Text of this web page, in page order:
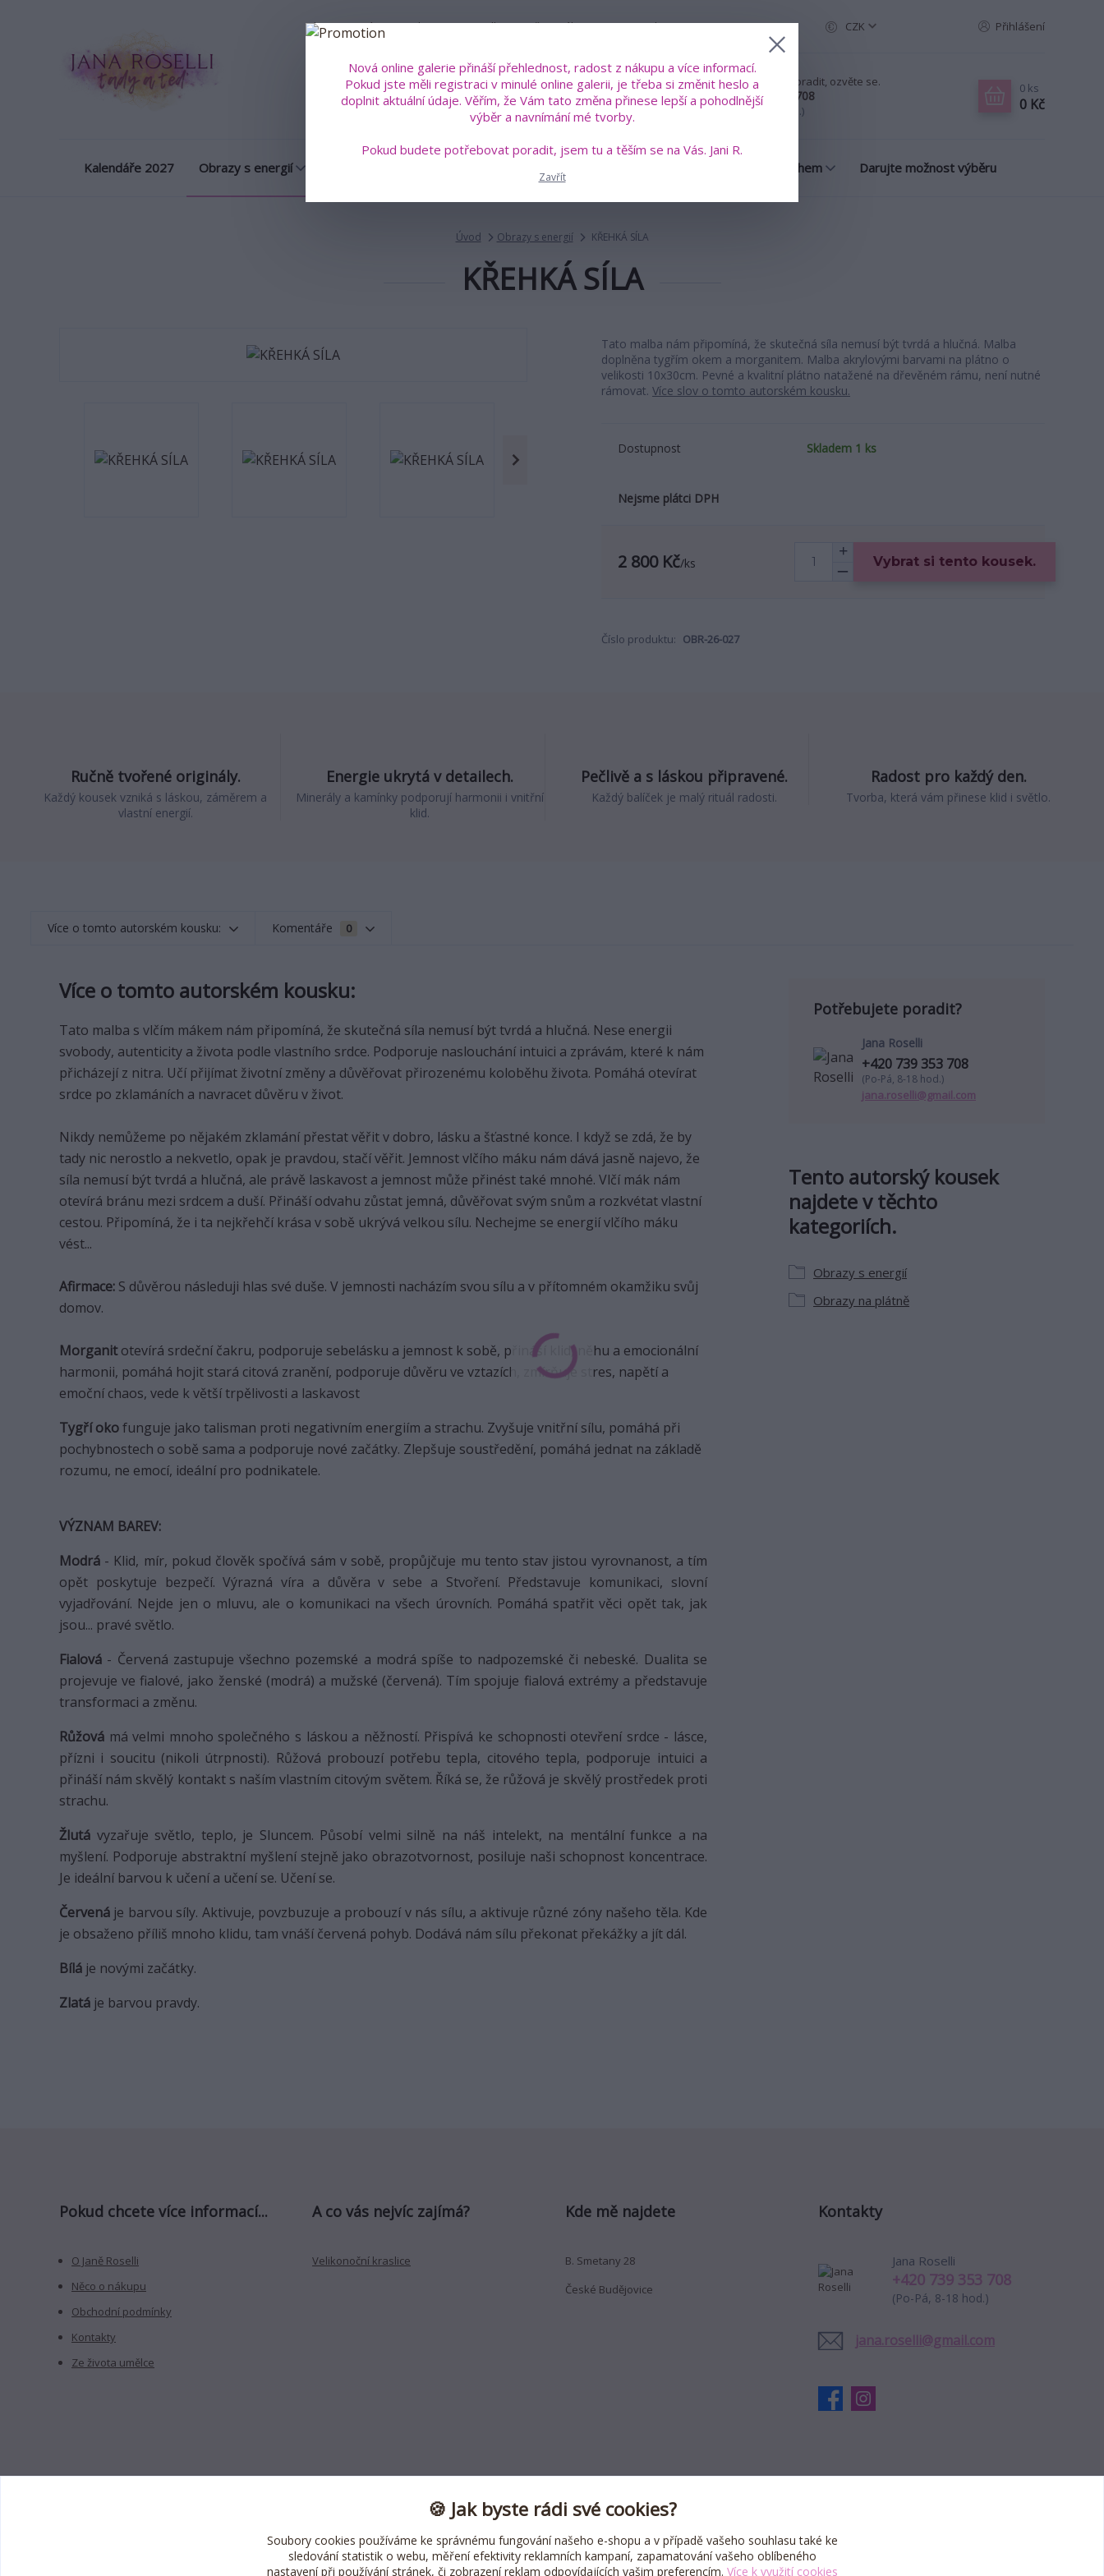
Obrazy na míru Kdo je Jana Roselli? Vše o nákupu Kontakty CZK Přihlášení
Hledat
Pokud chcete poradit, ozvěte se.
+420 739 353 708
(Po-Pá, 8-18 hod.)
0 ks
0 Kč
Kalendáře 2027 Obrazy s energií Šperky a talismany s příběhem Darujte možnost výběru
Úvod Obrazy s energií KŘEHKÁ SÍLA
KŘEHKÁ SÍLA
Tato malba nám připomíná, že skutečná síla nemusí být tvrdá a hlučná. Malba
doplněna tygřím okem a morganitem. Malba akrylovými barvami na plátno o
velikosti 10x30cm. Pevné a kvalitní plátno natažené na dřevěném rámu, není nutné
rámovat. Více slov o tomto autorském kousku.
Dostupnost Skladem 1 ks
Nejsme plátci DPH
2 800 Kč/ks Vybrat si tento kousek.
Číslo produktu: OBR-26-027
Ručně tvořené originály.
Každý kousek vzniká s láskou, záměrem a
vlastní energií.
Energie ukrytá v detailech.
Minerály a kamínky podporují harmonii i vnitřní
klid.
Pečlivě a s láskou připravené.
Každý balíček je malý rituál radosti.
Radost pro každý den.
Tvorba, která vám přinese klid i světlo.
Více o tomto autorském kousku: Komentáře 0
Více o tomto autorském kousku:
Tato malba s vlčím mákem nám připomíná, že skutečná síla nemusí být tvrdá a hlučná. Nese energii
svobody, autenticity a života podle vlastního srdce. Podporuje naslouchání intuici a zprávám, které k nám
přicházejí z nitra. Učí přijímat životní změny a důvěřovat přirozenému koloběhu života. Pomáhá otevírat
srdce po zklamáních a navracet důvěru v život.
Nikdy nemůžeme po nějakém zklamání přestat věřit v dobro, lásku a šťastné konce. I když se zdá, že by
tady nic nerostlo a nekvetlo, opak je pravdou, stačí věřit. Jemnost vlčího máku nám dává jasně najevo, že
síla nemusí být tvrdá a hlučná, ale právě laskavost a jemnost může přinést také mnohé. Vlčí mák nám
otevírá bránu mezi srdcem a duší. Přináší odvahu zůstat jemná, důvěřovat svým snům a rozkvétat vlastní
cestou. Připomíná, že i ta nejkřehčí krása v sobě ukrývá velkou sílu. Nechejme se energií vlčího máku
vést...
Afirmace: S důvěrou následuji hlas své duše. V jemnosti nacházím svou sílu a v přítomném okamžiku svůj
domov.
Morganitotevírá srdeční čakru, podporuje sebelásku a jemnost k sobě, přináší klid, něhu a emocionální
harmonii, pomáhá hojit stará citová zranění, podporuje důvěru ve vztazích, zmírňuje stres, napětí a
emoční chaos, vede k větší trpělivosti a laskavost
Tygří okofunguje jako talisman proti negativním energiím a strachu. Zvyšuje vnitřní sílu, pomáhá při
pochybnostech o sobě sama a podporuje nové začátky. Zlepšuje soustředění, pomáhá jednat na základě
rozumu, ne emocí, ideální pro podnikatele.
VÝZNAM BAREV:
Modrá - Klid, mír, pokud člověk spočívá sám v sobě, propůjčuje mu tento stav jistou vyrovnanost, a tím
opět poskytuje bezpečí. Výrazná víra a důvěra v sebe a Stvoření. Představuje komunikaci, slovní
vyjadřování. Nejde jen o mluvu, ale o komunikaci na všech úrovních. Pomáhá spatřit věci opět tak, jak
jsou... pravé světlo.
Fialová - Červená zastupuje všechno pozemské a modrá spíše to nadpozemské či nebeské. Dualita se
projevuje ve fialové, jako ženské (modrá) a mužské (červená). Tím spojuje fialová extrémy a představuje
transformaci a změnu.
Růžová má velmi mnoho společného s láskou a něžností. Přispívá ke schopnosti otevření srdce - lásce,
přízni i soucitu (nikoli útrpnosti). Růžová probouzí potřebu tepla, citového tepla, podporuje intuici a
přináší nám skvělý kontakt s naším vlastním citovým světem. Říká se, že růžová je skvělý prostředek proti
strachu.
Žlutá vyzařuje světlo, teplo, je Sluncem. Působí velmi silně na náš intelekt, na mentální funkce a na
myšlení. Podporuje abstraktní myšlení stejně jako obrazotvornost, posiluje naši schopnost koncentrace.
Je ideální barvou k učení a učení se. Učení se.
Červená je barvou síly. Aktivuje, povzbuzuje a probouzí v nás sílu, a aktivuje různé zóny našeho těla. Kde
je obsaženo příliš mnoho klidu, tam vnáší červená pohyb. Dodává nám sílu překonat překážky a jít dál.
Bílá je novými začátky.
Zlatá je barvou pravdy.
Tento autorský kousek
najdete v těchto
kategoriích.
Obrazy s energií
Obrazy na plátně
Potřebujete poradit?
Jana Roselli
+420 739 353 708
(Po-Pá, 8-18 hod.)
jana.roselli@gmail.com
Pokud chcete více informací...
O Janě Roselli
Něco o nákupu
Obchodní podmínky
Kontakty
Ze života umělce
A co vás nejvíc zajímá?
Velikonoční kraslice
Kde mě najdete
B. Smetany 28
České Budějovice
Kontakty
Jana Roselli
+420 739 353 708
(Po-Pá, 8-18 hod.)
jana.roselli@gmail.com
Nová online galerie přináší přehlednost, radost z nákupu a více informací.
Pokud jste měli registraci v minulé online galerii, je třeba si změnit heslo a
doplnit aktuální údaje. Věřím, že Vám tato změna přinese lepší a pohodlnější
výběr a navnímání mé tvorby.
Pokud budete potřebovat poradit, jsem tu a těším se na Vás. Jani R.
Zavřít
🍪 Jak byste rádi své cookies?
Soubory cookies používáme ke správnému fungování našeho e-shopu a v případě vašeho souhlasu také ke
sledování statistik o webu, měření efektivity reklamních kampaní, zapamatování vašeho oblíbeného
nastavení při používání stránek, či zobrazení reklam odpovídajících vašim preferencím. Více k využití cookies